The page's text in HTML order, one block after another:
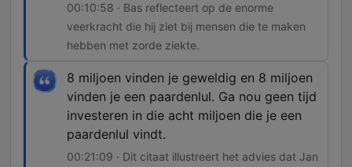
00:10:58 · Bas reflecteert op de enorme
veerkracht die hij ziet bij mensen die te maken
hebben met zorde ziekte.
8 miljoen vinden je geweldig en 8 miljoen
vinden je een paardenlul. Ga nou geen tijd
investeren in die acht miljoen die je een
paardenlul vindt.
00:21:09 · Dit citaat illustreert het advies dat Jan